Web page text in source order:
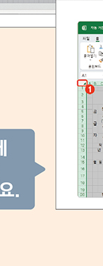
이터 추출하기
합 작성하기 ★우선순
블 만들기 ★우선순위
제 및 필드 필터링하
간 막대 삽입/제거
문하고 도움받기 ★
수정 및 함수식 질문
고 함수식 질문하